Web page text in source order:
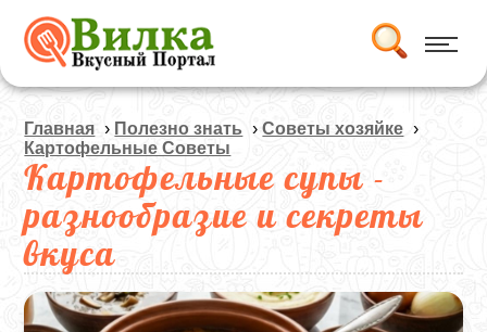
Главная › Полезно знать ›Советы хозяйке ›
Картофельные Советы
Картофельные супы -
разнообразие и секреты
вкуса